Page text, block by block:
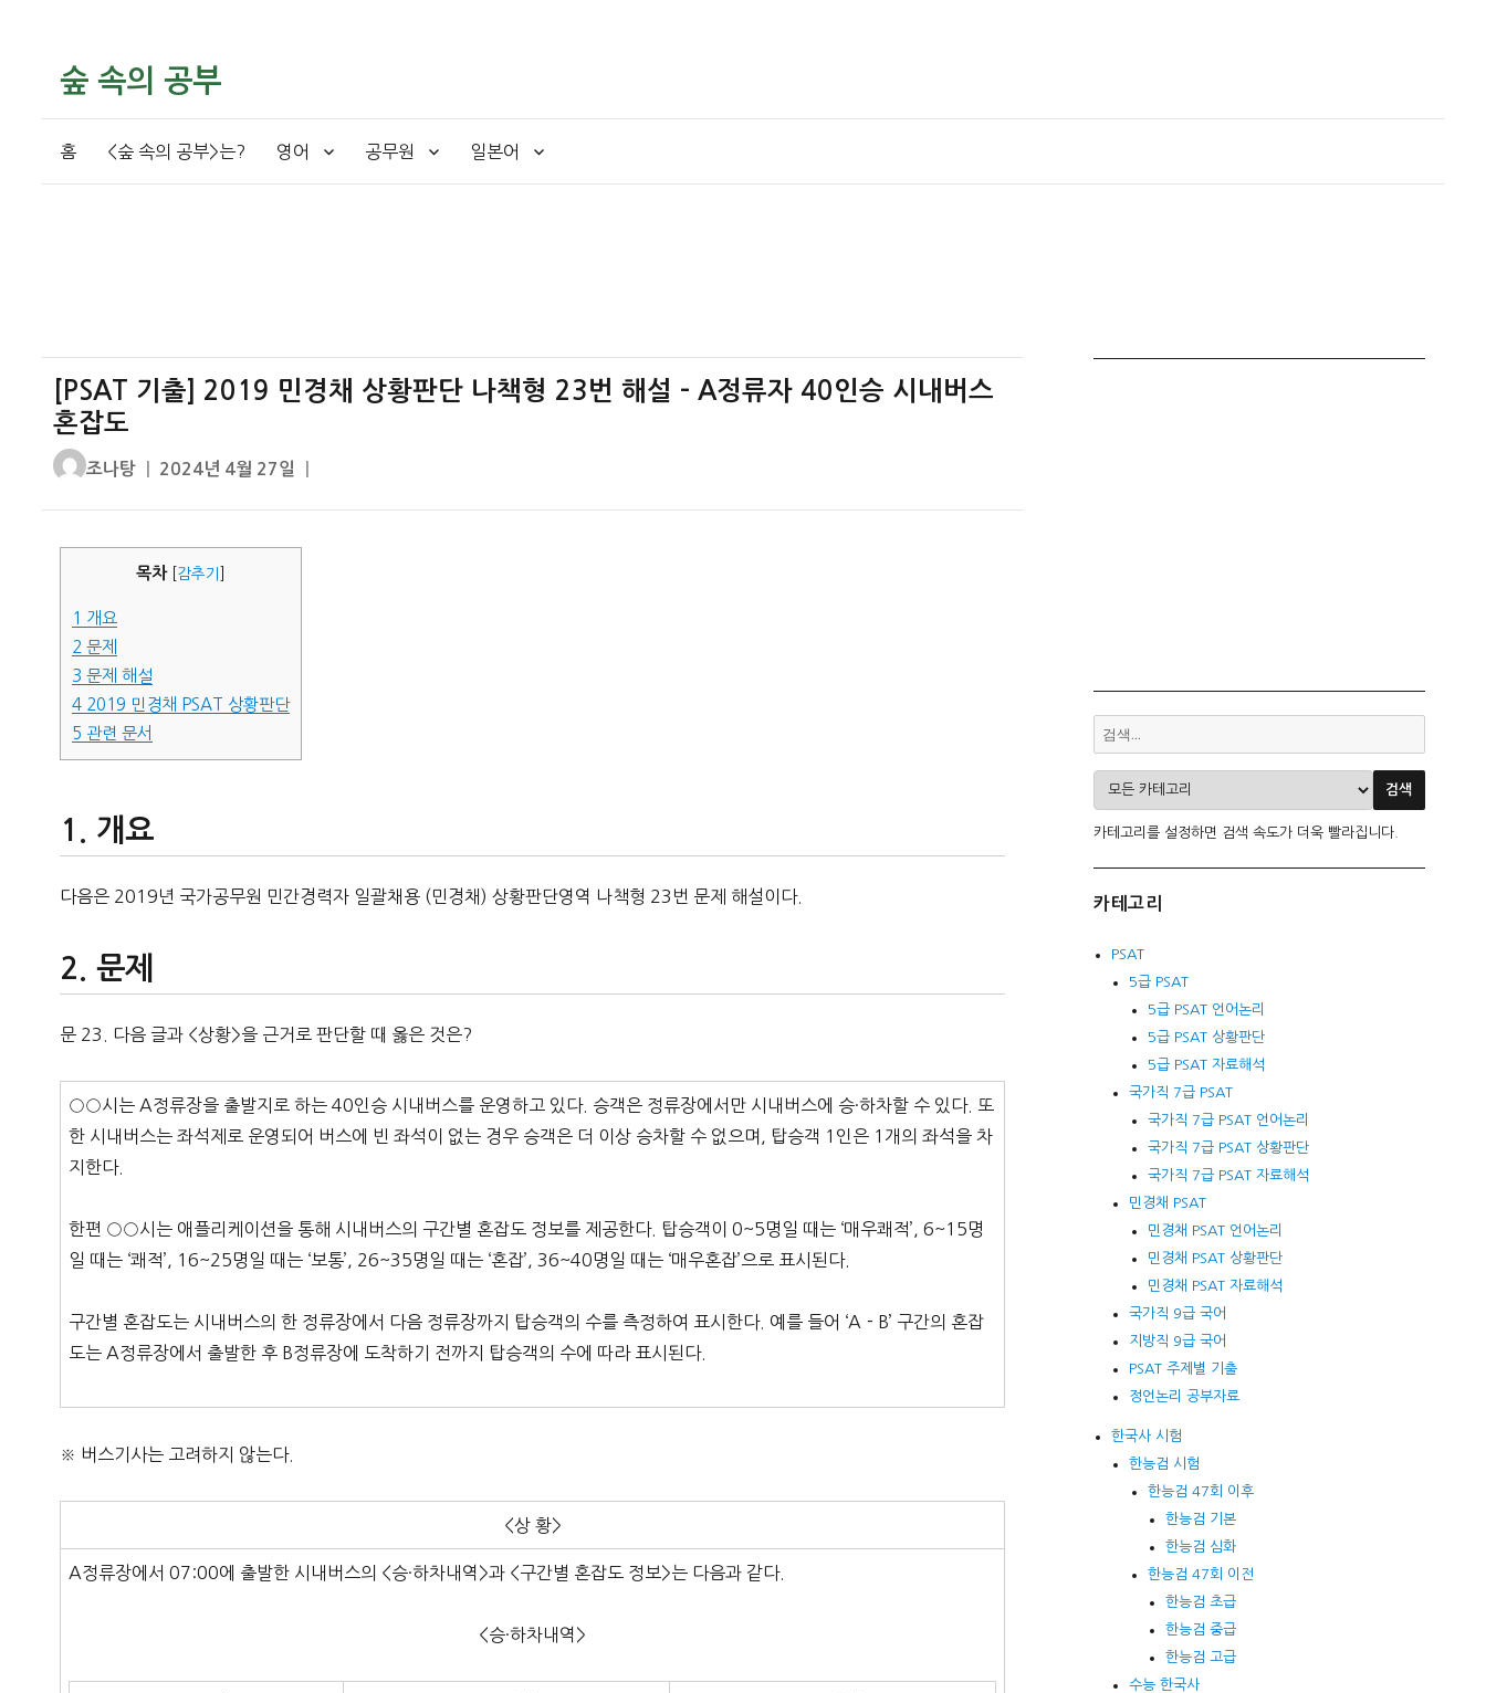
숲 속의 공부
홈 <숲 속의 공부>는? 영어 공무원 일본어
[PSAT 기출] 2019 민경채 상황판단 나책형 23번 해설 – A정류자 40인승 시내버스
혼잡도
글
조나탕
작
자
2024년 4월 27일
목차 감추기
1 개요
2 문제
3 문제 해설
4 2019 민경채 PSAT 상황판단
5 관련 문서
개요
다음은 2019년 국가공무원 민간경력자 일괄채용 (민경채) 상황판단영역 나책형 23번 문제 해설이다.
문제
문 23. 다음 글과 <상황>을 근거로 판단할 때 옳은 것은?
○○시는 A정류장을 출발지로 하는 40인승 시내버스를 운영하고 있다. 승객은 정류장에서만 시내버스에 승·하차할 수 있다. 또
한 시내버스는 좌석제로 운영되어 버스에 빈 좌석이 없는 경우 승객은 더 이상 승차할 수 없으며, 탑승객 1인은 1개의 좌석을 차
지한다.
한편 ○○시는 애플리케이션을 통해 시내버스의 구간별 혼잡도 정보를 제공한다. 탑승객이 0~5명일 때는 ‘매우쾌적’, 6~15명
일 때는 ‘쾌적’, 16~25명일 때는 ‘보통’, 26~35명일 때는 ‘혼잡’, 36~40명일 때는 ‘매우혼잡’으로 표시된다.
구간별 혼잡도는 시내버스의 한 정류장에서 다음 정류장까지 탑승객의 수를 측정하여 표시한다. 예를 들어 ‘A－B’ 구간의 혼잡
도는 A정류장에서 출발한 후 B정류장에 도착하기 전까지 탑승객의 수에 따라 표시된다.
※ 버스기사는 고려하지 않는다.
<상 황>
A정류장에서 07:00에 출발한 시내버스의 <승·하차내역>과 <구간별 혼잡도 정보>는 다음과 같다.
<승·하차내역>
카테고리를 설정하면 검색 속도가 더욱 빨라집니다.
카테고리
PSAT
5급 PSAT
5급 PSAT 언어논리
5급 PSAT 상황판단
5급 PSAT 자료해석
국가직 7급 PSAT
국가직 7급 PSAT 언어논리
국가직 7급 PSAT 상황판단
국가직 7급 PSAT 자료해석
민경채 PSAT
민경채 PSAT 언어논리
민경채 PSAT 상황판단
민경채 PSAT 자료해석
국가직 9급 국어
지방직 9급 국어
PSAT 주제별 기출
정언논리 공부자료
한국사 시험
한능검 시험
한능검 47회 이후
한능검 기본
한능검 심화
한능검 47회 이전
한능검 초급
한능검 중급
한능검 고급
수능 한국사